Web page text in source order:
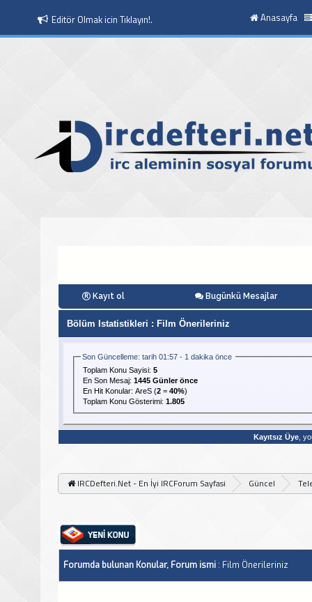
Editör Olmak icin Tıklayın!. Anasayfa
Kayıt ol Bugünkü Mesajlar
Bölüm Istatistikleri : Film Önerileriniz
Son Güncelleme: tarih 01:57 - 1 dakika önce
Toplam Konu Sayisi: 5
En Son Mesaj: 1445 Günler önce
En Hit Konular: AreS (2 = 40%)
Toplam Konu Gösterimi: 1.805
Kayıtsız Üye,
IRCDefteri.Net - En İyi IRCForum Sayfasi Güncel
Forumda bulunan Konular, Forum ismi : Film Önerileriniz